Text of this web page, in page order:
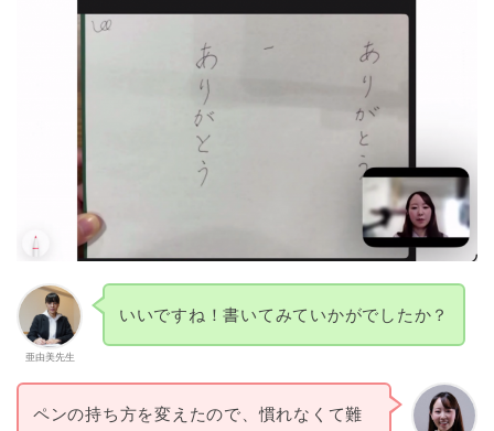
亜由美先生
いいですね！書いてみていかがでしたか？
ペンの持ち方を変えたので、慣れなくて難